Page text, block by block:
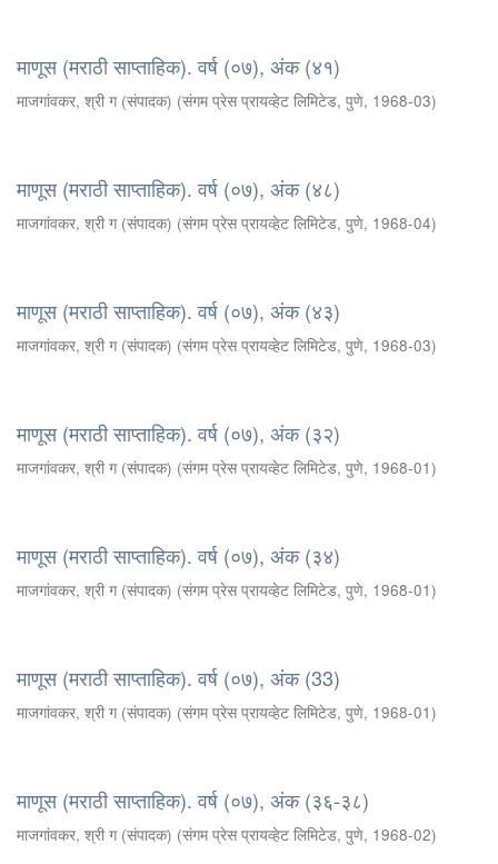
माणूस (मराठी साप्ताहिक). वर्ष (०७), अंक (४१)
माजगांवकर, श्री ग (संपादक) (संगम प्रेस प्रायव्हेट लिमिटेड, पुणे, 1968-03)
माणूस (मराठी साप्ताहिक). वर्ष (०७), अंक (४८)
माजगांवकर, श्री ग (संपादक) (संगम प्रेस प्रायव्हेट लिमिटेड, पुणे, 1968-04)
माणूस (मराठी साप्ताहिक). वर्ष (०७), अंक (४३)
माजगांवकर, श्री ग (संपादक) (संगम प्रेस प्रायव्हेट लिमिटेड, पुणे, 1968-03)
माणूस (मराठी साप्ताहिक). वर्ष (०७), अंक (३२)
माजगांवकर, श्री ग (संपादक) (संगम प्रेस प्रायव्हेट लिमिटेड, पुणे, 1968-01)
माणूस (मराठी साप्ताहिक). वर्ष (०७), अंक (३४)
माजगांवकर, श्री ग (संपादक) (संगम प्रेस प्रायव्हेट लिमिटेड, पुणे, 1968-01)
माणूस (मराठी साप्ताहिक). वर्ष (०७), अंक (33)
माजगांवकर, श्री ग (संपादक) (संगम प्रेस प्रायव्हेट लिमिटेड, पुणे, 1968-01)
माणूस (मराठी साप्ताहिक). वर्ष (०७), अंक (३६-३८)
माजगांवकर, श्री ग (संपादक) (संगम प्रेस प्रायव्हेट लिमिटेड, पुणे, 1968-02)